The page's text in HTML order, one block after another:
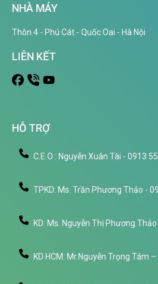
NHÀ MÁY
Thôn 4 - Phú Cát - Quốc Oai - Hà Nội
LIÊN KẾT
HỖ TRỢ
C.E.O : Nguyễn Xuân Tài - 0913
TPKD: Ms. Trần Phương Thảo -
KD: Ms. Nguyễn Thị Phương
KD HCM: Mr.Nguyễn Trọng Tám